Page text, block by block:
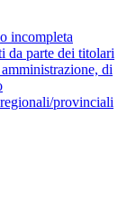
incompleta
da parte dei titolari
di
provinciali